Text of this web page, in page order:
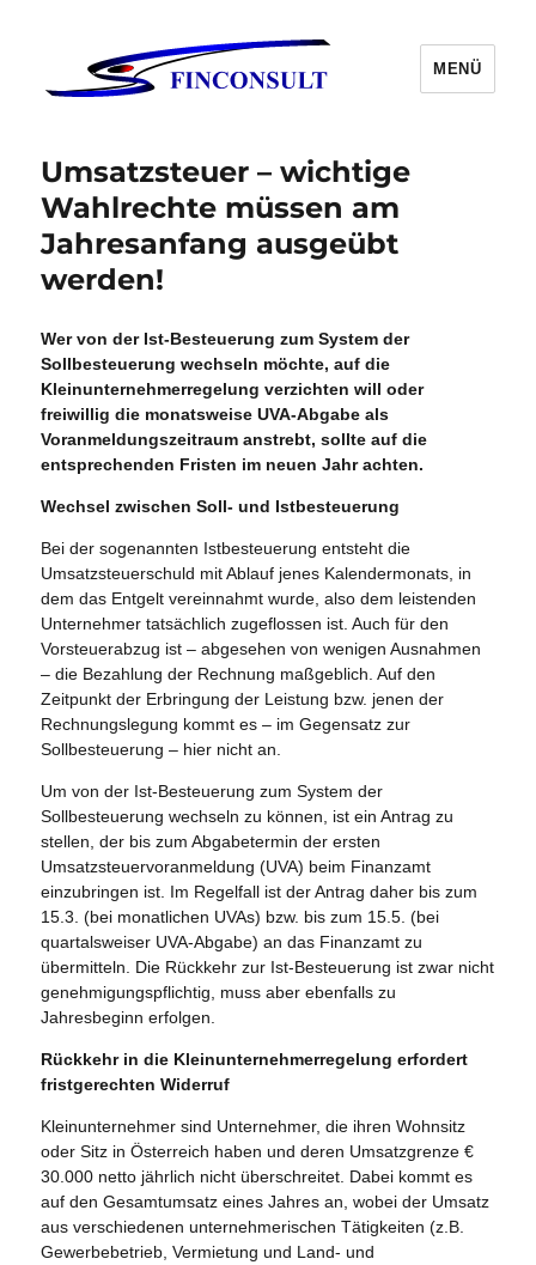
MENÜ
Umsatzsteuer – wichtige
Wahlrechte müssen am
Jahresanfang ausgeübt
werden!
Wer von der Ist-Besteuerung zum System der
Sollbesteuerung wechseln möchte, auf die
Kleinunternehmerregelung verzichten will oder
freiwillig die monatsweise UVA-Abgabe als
Voranmeldungszeitraum anstrebt, sollte auf die
entsprechenden Fristen im neuen Jahr achten.
Wechsel zwischen Soll- und Istbesteuerung
Bei der sogenannten Istbesteuerung entsteht die
Umsatzsteuerschuld mit Ablauf jenes Kalendermonats, in
dem das Entgelt vereinnahmt wurde, also dem leistenden
Unternehmer tatsächlich zugeflossen ist. Auch für den
Vorsteuerabzug ist – abgesehen von wenigen Ausnahmen
– die Bezahlung der Rechnung maßgeblich. Auf den
Zeitpunkt der Erbringung der Leistung bzw. jenen der
Rechnungslegung kommt es – im Gegensatz zur
Sollbesteuerung – hier nicht an.
Um von der Ist-Besteuerung zum System der
Sollbesteuerung wechseln zu können, ist ein Antrag zu
stellen, der bis zum Abgabetermin der ersten
Umsatzsteuervoranmeldung (UVA) beim Finanzamt
einzubringen ist. Im Regelfall ist der Antrag daher bis zum
15.3. (bei monatlichen UVAs) bzw. bis zum 15.5. (bei
quartalsweiser UVA-Abgabe) an das Finanzamt zu
übermitteln. Die Rückkehr zur Ist-Besteuerung ist zwar nicht
genehmigungspflichtig, muss aber ebenfalls zu
Jahresbeginn erfolgen.
Rückkehr in die Kleinunternehmerregelung erfordert
fristgerechten Widerruf
Kleinunternehmer sind Unternehmer, die ihren Wohnsitz
oder Sitz in Österreich haben und deren Umsatzgrenze €
30.000 netto jährlich nicht überschreitet. Dabei kommt es
auf den Gesamtumsatz eines Jahres an, wobei der Umsatz
aus verschiedenen unternehmerischen Tätigkeiten (z.B.
Gewerbebetrieb, Vermietung und Land- und